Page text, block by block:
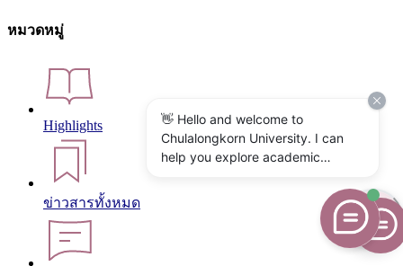
หมวดหมู่
Highlights
ข่าวสารทั้งหมด
👋 Hello and welcome to
Chulalongkorn University. I can
help you explore academic